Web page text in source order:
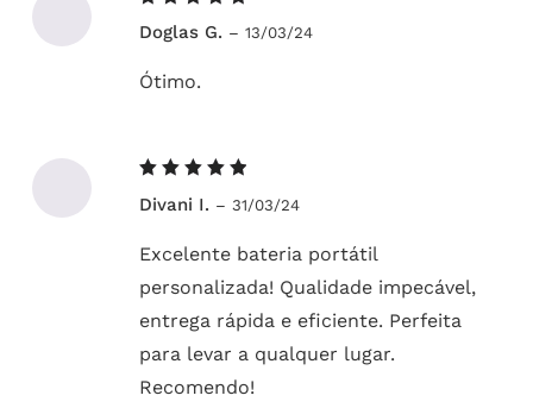
5de 5
Doglas G. – 13/03/24
Ótimo.
5de 5
Divani I. – 31/03/24
Excelente bateria portátil
personalizada! Qualidade impecável,
entrega rápida e eficiente. Perfeita
para levar a qualquer lugar.
Recomendo!